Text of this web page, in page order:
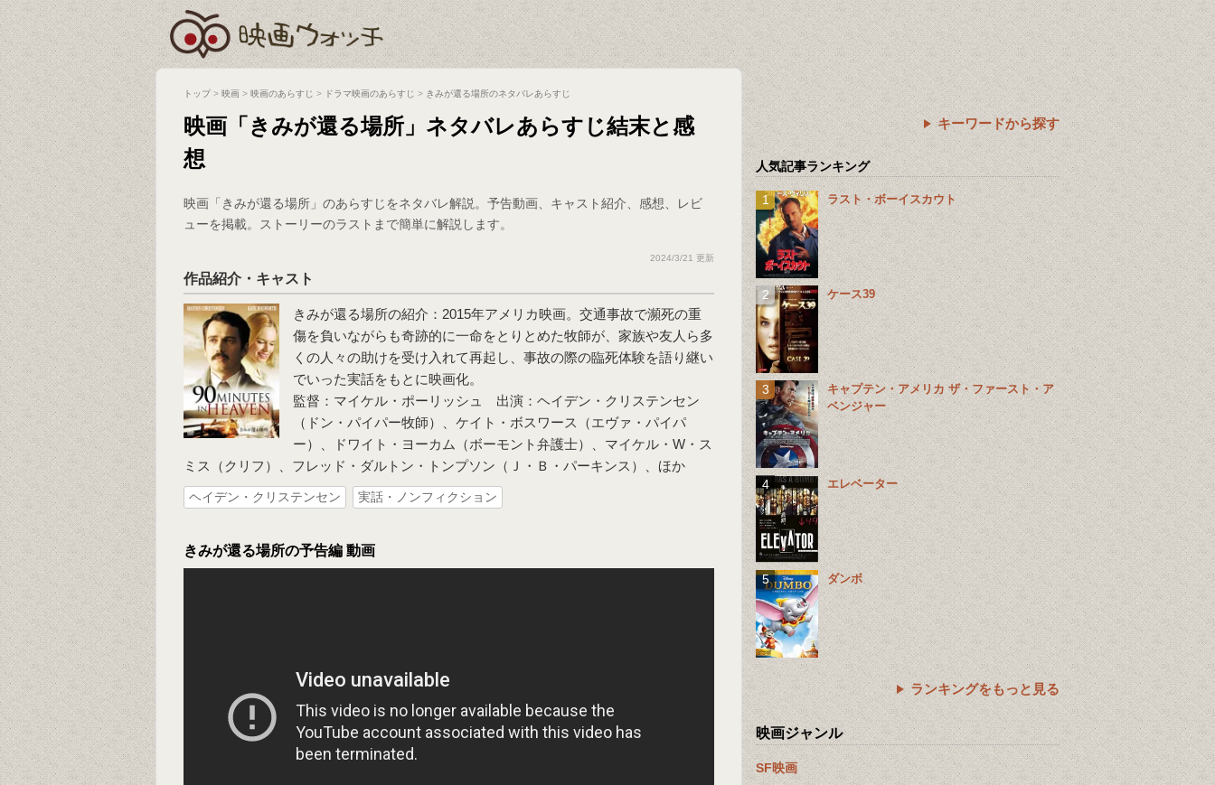
トップ> 映画 > 映画のあらすじ > ドラマ映画のあらすじ > きみが還る場所のネタバレあらすじ
映画「きみが還る場所」ネタバレあらすじ結末と感
想
映画「きみが還る場所」のあらすじをネタバレ解説。予告動画、キャスト紹介、感想、レビ
ューを掲載。ストーリーのラストまで簡単に解説します。
2024/3/21 更新
作品紹介・キャスト
きみが還る場所の紹介：2015年アメリカ映画。交通事故で瀕死の重
傷を負いながらも奇跡的に一命をとりとめた牧師が、家族や友人ら多
くの人々の助けを受け入れて再起し、事故の際の臨死体験を語り継い
でいった実話をもとに映画化。
監督：マイケル・ポーリッシュ 出演：ヘイデン・クリステンセン
（ドン・パイパー牧師）、ケイト・ボスワース（エヴァ・パイパ
ー）、ドワイト・ヨーカム（ボーモント弁護士）、マイケル・W・ス
ミス（クリフ）、フレッド・ダルトン・トンプソン（Ｊ・Ｂ・パーキンス）、ほか
ヘイデン・クリステンセン 実話・ノンフィクション
きみが還る場所の予告編 動画
キーワードから探す
人気記事ランキング
ラスト・ボーイスカウト
ケース39
キャプテン・アメリカ ザ・ファースト・ア
ベンジャー
エレベーター
ダンボ
ランキングをもっと見る
映画ジャンル
SF映画